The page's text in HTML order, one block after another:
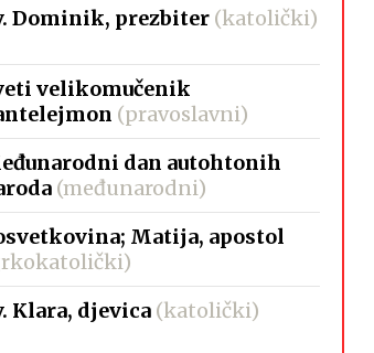
Dominik, prezbiter (katolički)
velikomučenik
(pravoslavni)
dan autohtonih
(međunarodni)
Matija, apostol
Klara, djevica (katolički)